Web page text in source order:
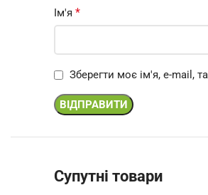
Ім'я *
Зберегти моє ім'я, e-mail,
Супутні товари